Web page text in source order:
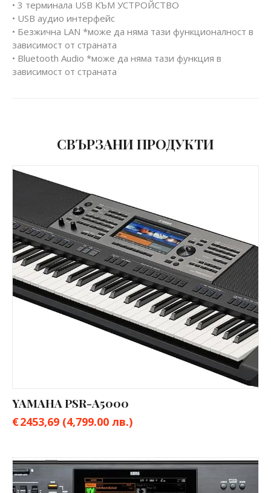
• 3 терминала USB КЪМ УСТРОЙСТВО
• USB аудио интерфейс
• Безжична LAN *може да няма тази функционалност в
зависимост от страната
• Bluetooth Audio *може да няма тази функция в
зависимост от страната
СВЪРЗАНИ ПРОДУКТИ
YAMAHA PSR-A5000
€2453,69 (4,799.00 лв.)